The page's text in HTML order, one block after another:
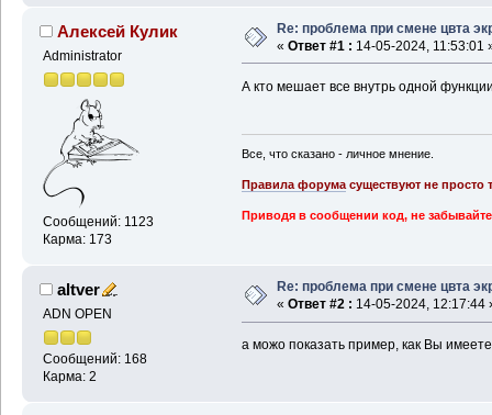
Алексей Кулик
Administrator
Сообщений: 1123
Карма: 173
Re: проблема при смене цвта
« Ответ #1 : 14-05-2024, 11:53:01
А кто мешает все внутрь одной
Все, что сказано - личное мнение.
Правила форумасуществуют не просто
Приводя в сообщении код, не
altver
ADN OPEN
Сообщений: 168
Карма: 2
Re: проблема при смене цвта
« Ответ #2 : 14-05-2024, 12:17:44
а можо показать пример, как Вы